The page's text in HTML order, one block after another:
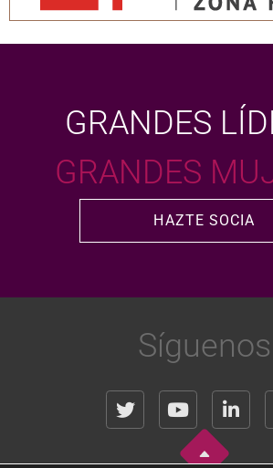
GRANDES
GRANDES
HAZTE SOCIA
Síguenos